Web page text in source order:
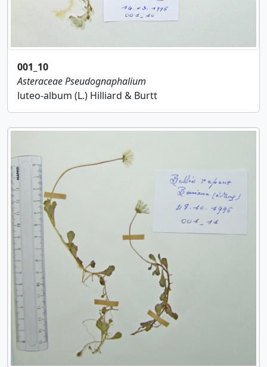
001_10
AsteraceaePseudognaphalium
luteo-album (L.) Hilliard & Burtt